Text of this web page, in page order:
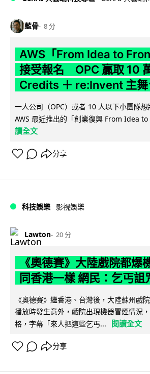
藍骨 8 分
AWS「From Idea to
接受報名 OPC 贏取 10
Credits ＋ re:Invent 主舞
一人公司（OPC）或者 10 人以下小團隊
AWS 最近推出的「創業復興 From Idea
讀全文
分享
科技娛樂 影視娛樂
Lawton 20 分
《奧德賽》大陸戲院都爆
同香港一樣 網民：乞丐詛
《奧德賽》繼香港、台灣後，大陸蘇州戲
播放時發生意外，戲院出現機器冒煙情況
格，字幕「來人把這些乞丐...
閱讀全文
分享